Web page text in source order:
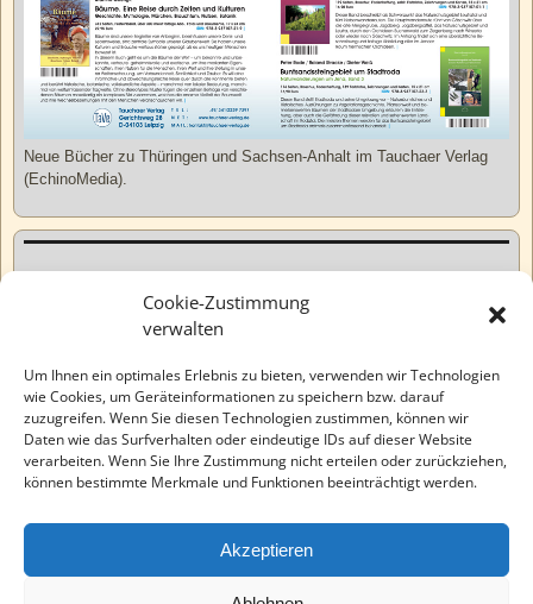
Cookie-Zustimmung
verwalten
Um Ihnen ein optimales Erlebnis zu bieten, verwenden wir Technologien
wie Cookies, um Geräteinformationen zu speichern bzw. darauf
zuzugreifen. Wenn Sie diesen Technologien zustimmen, können wir
Daten wie das Surfverhalten oder eindeutige IDs auf dieser Website
verarbeiten. Wenn Sie Ihre Zustimmung nicht erteilen oder zurückziehen,
können bestimmte Merkmale und Funktionen beeinträchtigt werden.
Akzeptieren
Neue Bücher zu Thüringen und Sachsen-Anhalt im Tauchaer Verlag
(EchinoMedia).
Varia